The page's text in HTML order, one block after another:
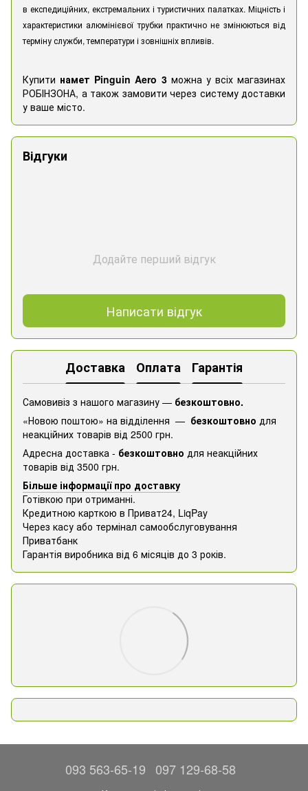
в експедиційних, екстремальних і туристичних палатках. Міцність і
характеристики алюмінієвої трубки практично не змінюються від
терміну служби, температури і зовнішніх впливів.
Купити намет Pinguin Aero 3 можна у всіх магазинах
РОБІНЗОНА, а також замовити через систему доставки
у ваше місто.
Відгуки
Додайте перший відгук
Написати відгук
Доставка Оплата Гарантія
Самовивіз з нашого магазину — безкоштовно.
«Новою поштою» на відділення — безкоштовно для
неакційних товарів від 2500 грн.
Адресна доставка - безкоштовно для неакційних
товарів від 3500 грн.
Більше інформації про доставку
Готівкою при отриманні.
Кредитною карткою в Приват24, ​​LiqPay
Через касу або термінал самообслуговування
Приватбанк
Гарантія виробника від 6 місяців до 3 років.
093 563-65-19 097 129-68-58